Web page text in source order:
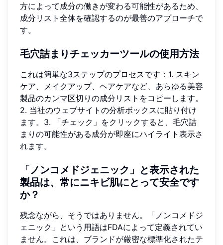
方によって成分の働きが変わる可能性があるため、
成分リスト全体を確認するのが最善のアプローチで
す。
毛穴詰まりチェッカーツールの使用方法
これは簡単な3ステップのプロセスです：1. スキン
ケア、メイクアップ、ヘアケアなど、あらゆる美容
製品のカンマ区切りの成分リストをコピーします。
2. 当社のウェブサイトの分析ボックスに貼り付け
ます。3. 「チェック」をクリックすると、毛穴詰
まりの可能性がある成分が即座にハイライト表示さ
れます。
「ノンコメドジェニック」と表示された
製品は、常にニキビ肌にとって安全です
か？
残念ながら、そうではありません。「ノンコメドジ
ェニック」という用語はFDAによって定義されてい
ません。これは、ブランドが厳密な標準化されたテ